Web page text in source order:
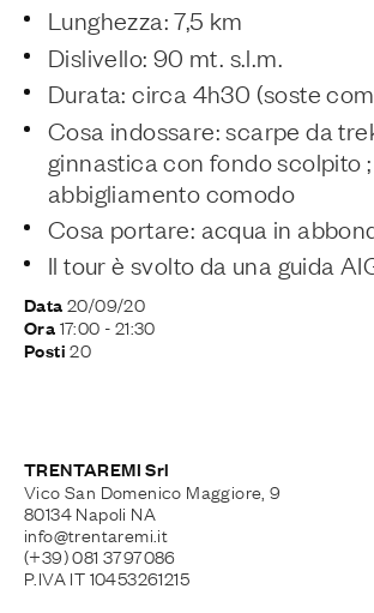
Lunghezza: 7,5 km
Dislivello: 90 mt. s.l.m.
Durata: circa 4h30 (soste
Cosa indossare: scarpe da
ginnastica con fondo scolpito ;
abbigliamento comodo
Cosa portare: acqua in
Il tour è svolto da una guida
Data20/09/20
Ora17:00 - 21:30
Posti20
TRENTAREMI Srl
Vico San Domenico Maggiore, 9
80134 Napoli NA
info@trentaremi.it
(+39) 081 3797086
P.IVA IT 10453261215